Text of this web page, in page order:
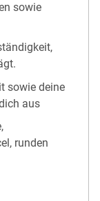
sowie
sowie deine
aus
runden